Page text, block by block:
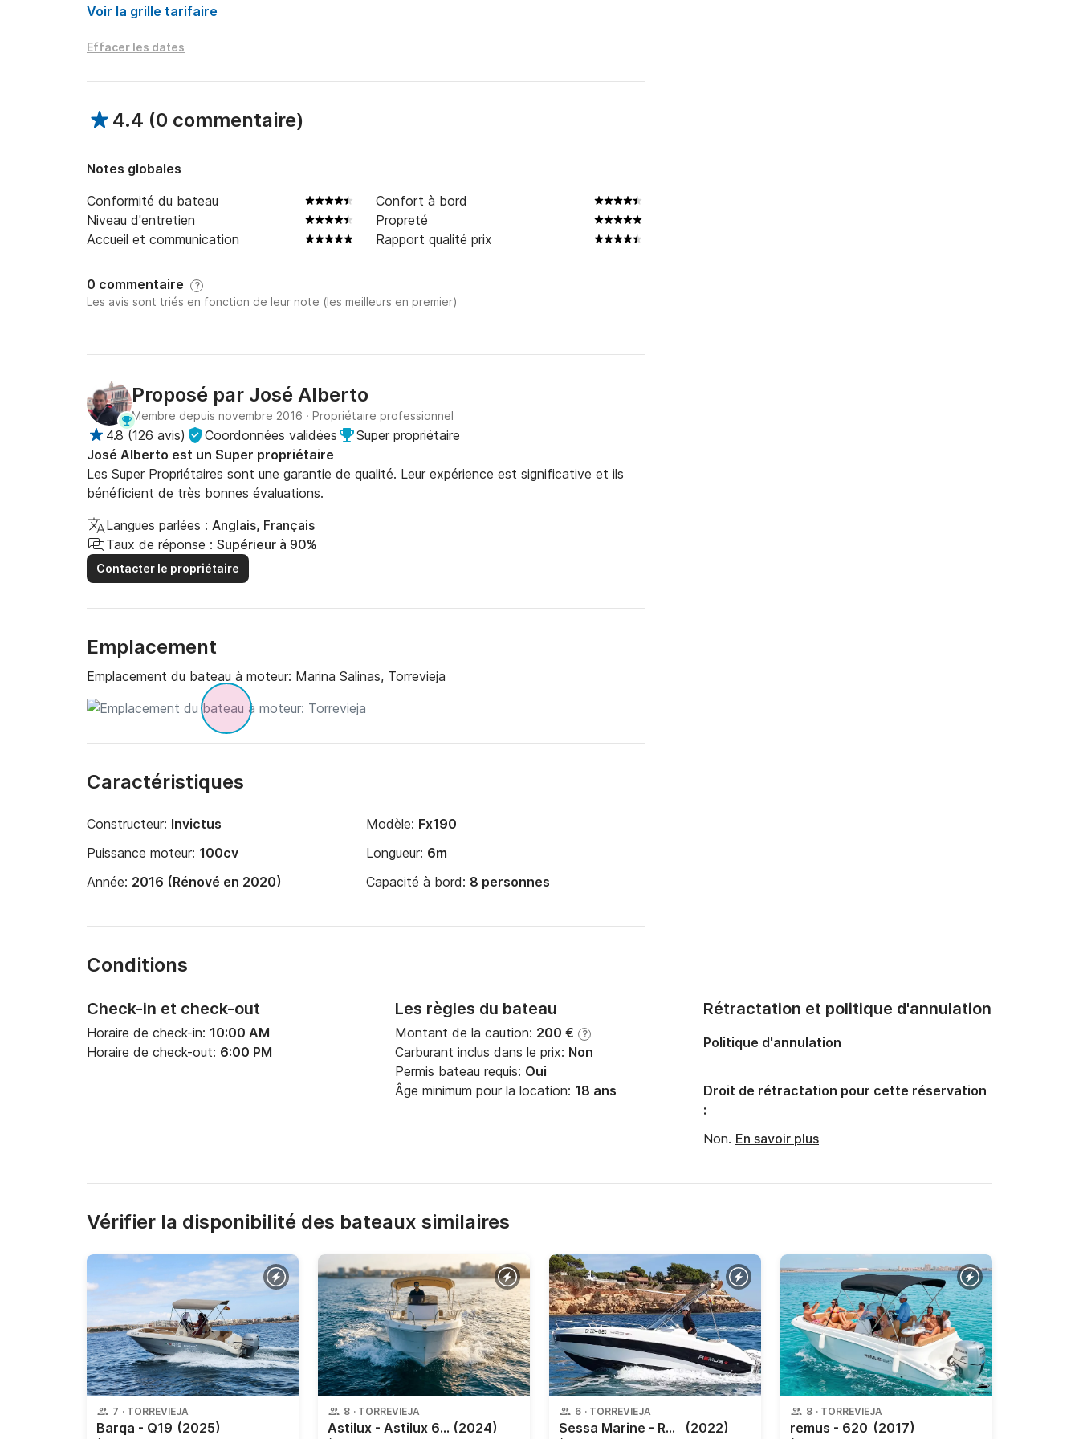
N'hésitez pas à nous contacter via la plateforme Click&Boat, où nous serons disponibles pour
Voir la grille tarifaire
Effacer les dates
4.4 (0 commentaire)
Notes globales
Conformité du bateau
Confort à bord
Niveau d'entretien
Propreté
Accueil et communication
Rapport qualité prix
0 commentaire ?
Les avis sont triés en fonction de leur note (les meilleurs en premier)
Proposé par José Alberto
Membre depuis novembre 2016 · Propriétaire professionnel
4.8 (126 avis) Coordonnées validées
Super propriétaire
José Alberto est un Super propriétaire
Les Super Propriétaires sont une garantie de qualité. Leur expérience est significative et ils
bénéficient de très bonnes évaluations.
Langues parlées : Anglais, Français
Taux de réponse : Supérieur à 90%
Contacter le propriétaire
Emplacement
Emplacement du bateau à moteur: Marina Salinas, Torrevieja
Caractéristiques
Constructeur: Invictus Modèle: Fx190
Puissance moteur: 100cv Longueur: 6m
Année: 2016 (Rénové en 2020) Capacité à bord: 8 personnes
Conditions
Check-in et check-out
Horaire de check-in: 10:00 AM
Horaire de check-out: 6:00 PM
Les règles du bateau
Montant de la caution: 200 € ?
Carburant inclus dans le prix: Non
Permis bateau requis: Oui
Âge minimum pour la location: 18 ans
Rétractation et politique d'annulation
Politique d'annulation
Droit de rétractation pour cette réservation
:
Non. En savoir plus
Vérifier la disponibilité des bateaux similaires
7 · TORREVIEJA
Barqa - Q19 (2025)
8 · TORREVIEJA
Astilux - Astilux 600 Open (2024)
6 · TORREVIEJA
Sessa Marine - Remus 525 (2022)
8 · TORREVIEJA
remus - 620 (2017)